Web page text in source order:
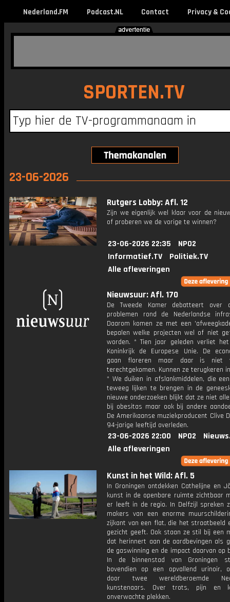
Nederland.FM Podcast.NL Contact Privacy &
SPORTEN.TV
23-06-2026
Rutgers Lobby: Afl. 12
Zijn we eigenlijk wel klaar voor de
of proberen we de vorige te winnen?
23-06-2026 22:35
NPO2
Informatief.TV
Politiek.TV
Alle afleveringen
Nieuwsuur: Afl. 170
De Tweede Kamer debatteert over
problemen rond de Nederlandse
Daarom komen ze met een
bepalen welke projecten wel of niet
worden. * Tien jaar geleden verliet het
Koninkrijk de Europese Unie. De
gaan floreren maar daar is niet
terechtgekomen. Kunnen ze terugkeren
* We duiken in afslankmiddelen, die
teweeg lijken te brengen in de
nieuwe onderzoeken blijkt dat ze niet
bij obesitas maar ook bij andere
De Amerikaanse muziekproducent Clive
94-jarige leeftijd overleden.
23-06-2026 22:00 NPO2
Alle afleveringen
Kunst in het Wild: Afl. 5
In Groningen ontdekken Cathelijne en
kunst in de openbare ruimte zichtbaar
er leeft in de regio. In Delfzijl spreken
makers van een enorme
zijkant van een flat, die het straatbeeld
gezicht geeft. Ook staan ze stil bij een
dat herinnert aan de aardbevingen als
de gaswinning en de impact daarvan op
In de binnenstad van Groningen
bovendien op een opvallend urinoir,
door twee wereldberoemde
kunstenaars. Over trots, pijn en
onverwachte plekken.